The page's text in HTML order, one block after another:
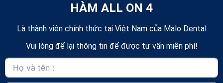
HÀM ALL ON 4
Là thành viên chính thức tại Việt Nam của Malo Dental
Vui lòng để lại thông tin để được tư vấn miễn phí!